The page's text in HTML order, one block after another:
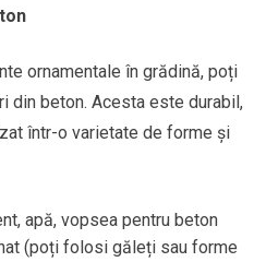
ornamentale în grădină, poți
din beton. Acesta este durabil,
într-o varietate de forme și
apă, vopsea pentru beton
(poți folosi găleți sau forme